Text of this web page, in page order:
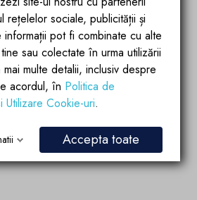
spatiu de relaxare si rafinament cu
de la Ego Interiors. Fii mandru de
tale si bucura-te de confortul si
produs de exceptie.
rețelelor sociale, publicității și
pot fi combinate cu alte
sau colectate în urma utilizării
multe detalii, inclusiv despre
acordul, în Politica de
Utilizare Cookie-uri.
Accepta toate